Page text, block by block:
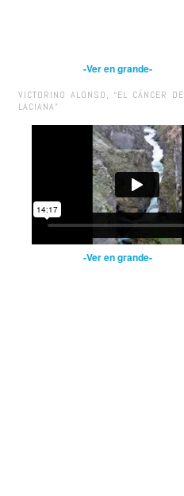
-Ver en grande-
VICTORINO ALONSO, “EL CÁNCER DE
LACIANA”
-Ver en grande-